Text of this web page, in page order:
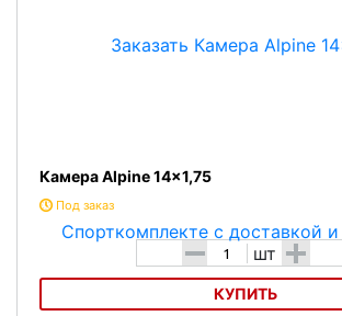
Камера Alpine 14x1,75
Под заказ
- шт +
КУПИТЬ